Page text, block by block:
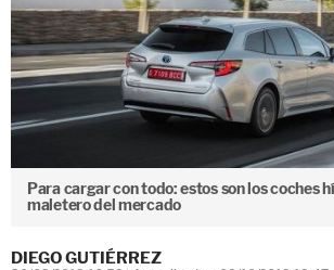
Para cargar con todo: estos son los coches
maletero del mercado
DIEGO GUTIÉRREZ